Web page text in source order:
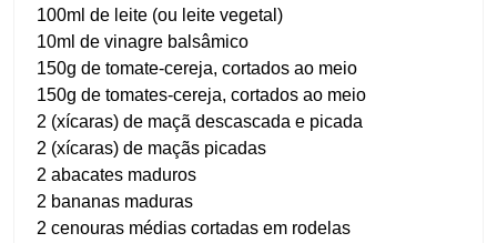
100ml de leite (ou leite vegetal)
10ml de vinagre balsâmico
150g de tomate-cereja, cortados ao meio
150g de tomates-cereja, cortados ao meio
2 (xícaras) de maçã descascada e picada
2 (xícaras) de maçãs picadas
2 abacates maduros
2 bananas maduras
2 cenouras médias cortadas em rodelas